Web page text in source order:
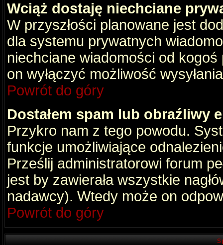
Wciąż dostaję niechciane
W przyszłości planowane jest
dla systemu prywatnych
niechciane wiadomości od
on wyłączyć możliwość
Powrót do góry
Dostałem spam lub obraźliwy
Przykro nam z tego powodu.
funkcje umożliwiające
Prześlij administratorowi forum
jest by zawierała wszystkie
nadawcy). Wtedy może on
Powrót do góry